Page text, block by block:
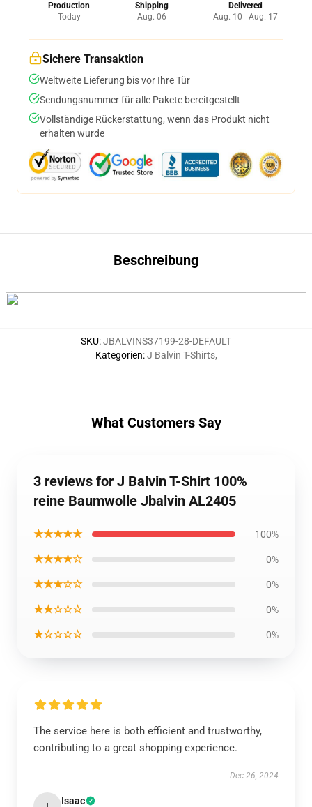
Production
Today
Shipping
Aug. 06
Delivered
Aug. 10 - Aug. 17
Sichere Transaktion
Weltweite Lieferung bis vor Ihre Tür
Sendungsnummer für alle Pakete bereitgestellt
Vollständige Rückerstattung, wenn das Produkt nicht
erhalten wurde
Beschreibung
SKU:JBALVINS37199-28-DEFAULT
Kategorien:J Balvin T-Shirts,
What Customers Say
3 reviews for J Balvin T-Shirt 100%
reine Baumwolle Jbalvin AL2405
★★★★★ 100%
★★★★☆ 0%
★★★☆☆ 0%
★★☆☆☆ 0%
★☆☆☆☆ 0%
The service here is both efficient and trustworthy,
contributing to a great shopping experience.
Dec 26, 2024
Isaac